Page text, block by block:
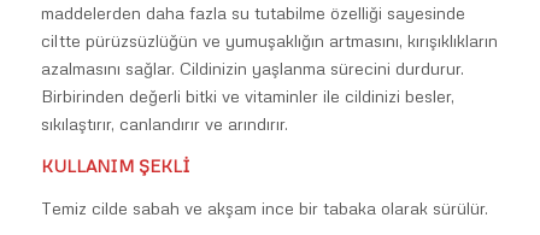
maddelerden daha fazla su tutabilme özelliği sayesinde
ciltte pürüzsüzlüğün ve yumuşaklığın artmasını, kırışıklıkların
azalmasını sağlar. Cildinizin yaşlanma sürecini durdurur.
Birbirinden değerli bitki ve vitaminler ile cildinizi besler,
sıkılaştırır, canlandırır ve arındırır.
KULLANIM ŞEKLİ
Temiz cilde sabah ve akşam ince bir tabaka olarak sürülür.